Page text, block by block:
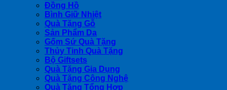
Đồng Hồ
Bình Giữ Nhiệt
Quà Tặng Gỗ
Sản Phẩm Da
Gốm Sứ Quà Tặng
Thủy Tinh Quà Tặng
Bộ Giftsets
Quà Tặng Gia Dụng
Quà Tặng Công Nghệ
Quà Tặng Tổng Hợp